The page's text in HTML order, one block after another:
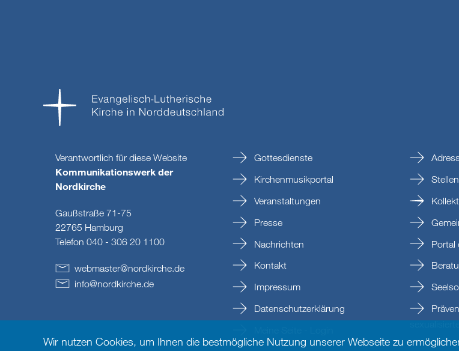
Verantwortlich für diese Website
Kommunikationswerk der
Nordkirche
Gaußstraße 71-75
22765 Hamburg
Telefon 040 - 306 20 1100
webmaster@nordkirche.de
info@nordkirche.de
Gottesdienste
Kirchenmusikportal
Veranstaltungen
Presse
Nachrichten
Kontakt
Impressum
Datenschutzerklärung
Portal
Wir nutzen Cookies, um Ihnen die bestmögliche Nutzung unserer Webseite zu